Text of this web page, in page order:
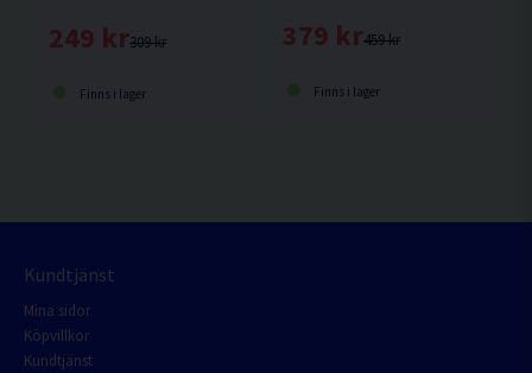
309 kr
249 kr
Finns i lager
459 kr
379 kr
Finns i lager
Kundtjänst
Mina sidor
Köpvillkor
Kundtjänst